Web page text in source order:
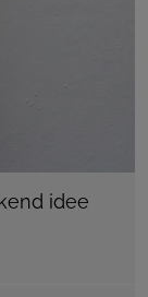
idee